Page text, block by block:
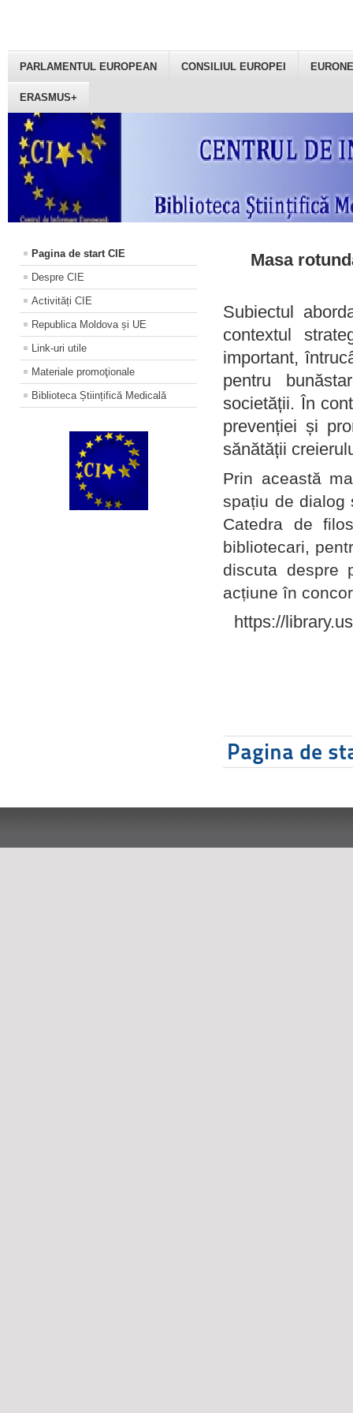
PARLAMENTUL EUROPEAN CONSILIUL EUROPEI
ERASMUS+
Pagina de start CIE
Despre CIE
Activități CIE
Republica Moldova și UE
Link-uri utile
Materiale promoţionale
Biblioteca Științifică Medicală
Masa
Subiectul
contextul
important,
pentru
societății. În
prevenției și
sănătății
Prin această
spațiu de dialog
Catedra de
bibliotecari,
discuta despre
acțiune în
https://
Pagina de